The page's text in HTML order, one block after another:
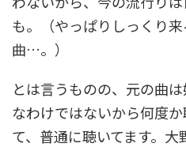
も。（やっぱりしっくり
曲…。）
とは言うものの、元の曲
なわけではないから何度
て、普通に聴いてます。